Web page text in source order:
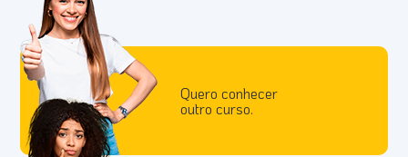
Quero conhecer
outro curso.